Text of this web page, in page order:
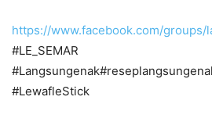
https://www.facebook.com/
#LE_SEMAR
#LewafleStick